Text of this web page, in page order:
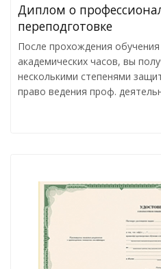
Диплом о
переподготовке
После прохождения
академических часов, вы
несколькими степенями
право ведения проф.